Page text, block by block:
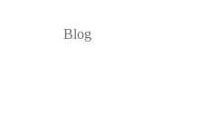
Blog